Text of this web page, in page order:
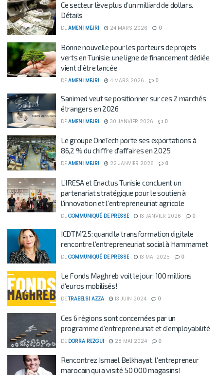
Ce secteur lève plus d’un milliard de dollars.
Détails
DE AMENI MEJRI 24 MARS 2026 0
Bonne nouvelle pour les porteurs de projets
verts en Tunisie: une ligne de financement dédiée
vient d’être lancée
DE AMENI MEJRI 4 MARS 2026 0
Sanimed veut se positionner sur ces 2 marchés
étrangers en 2026
DE AMENI MEJRI 30 JANVIER 2026 0
Le groupe OneTech porte ses exportations à
86,2 % du chiffre d’affaires en 2025
DE AMENI MEJRI 22 JANVIER 2026 0
L’IRESA et Enactus Tunisie concluent un
partenariat stratégique pour le soutien à
l’innovation et l’entrepreneuriat agricole
DE COMMUNIQUÉ DE PRESSE 13 JANVIER 2026 0
ICDTM’25: quand la transformation digitale
rencontre l’entrepreneuriat social à Hammamet
DE COMMUNIQUÉ DE PRESSE 13 MAI 2025 0
Le Fonds Maghreb voit le jour: 100 millions
d’euros mobilisés!
DE TRABELSI AZZA 13 JUIN 2024 0
Ces 6 régions sont concernées par un
programme d’entrepreneuriat et d’employabilité
DE DORRA REZGUI 28 MAI 2024 0
Rencontrez Ismael Belkhayat, l’entrepreneur
marocain qui a visité 50 000 magasins!